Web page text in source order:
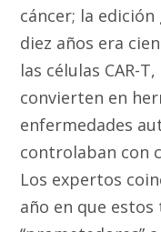
cáncer; la edición
diez años era
las células CAR-
convierten en
enfermedades
controlaban con
Los expertos
año en que